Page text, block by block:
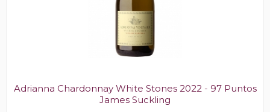
Adrianna Chardonnay White Stones 2022 - 97 Puntos
James Suckling